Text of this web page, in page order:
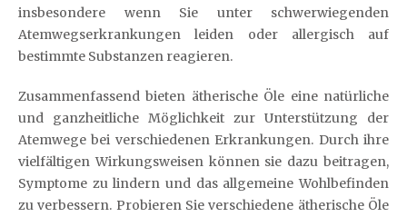
insbesondere wenn Sie unter schwerwiegenden
Atemwegserkrankungen leiden oder allergisch auf
bestimmte Substanzen reagieren.
Zusammenfassend bieten ätherische Öle eine natürliche
und ganzheitliche Möglichkeit zur Unterstützung der
Atemwege bei verschiedenen Erkrankungen. Durch ihre
vielfältigen Wirkungsweisen können sie dazu beitragen,
Symptome zu lindern und das allgemeine Wohlbefinden
zu verbessern. Probieren Sie verschiedene ätherische Öle